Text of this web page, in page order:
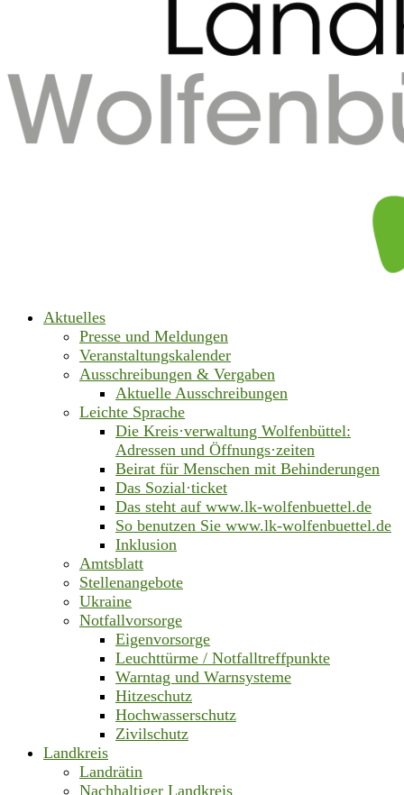
Aktuelles
Presse und Meldungen
Veranstaltungskalender
Ausschreibungen & Vergaben
Aktuelle Ausschreibungen
Leichte Sprache
Die Kreis·verwaltung Wolfenbüttel:
Adressen und Öffnungs·zeiten
Beirat für Menschen mit Behinderungen
Das Sozial·ticket
Das steht auf www.lk-wolfenbuettel.de
So benutzen Sie www.lk-wolfenbuettel.de
Inklusion
Amtsblatt
Stellenangebote
Ukraine
Notfallvorsorge
Eigenvorsorge
Leuchttürme / Notfalltreffpunkte
Warntag und Warnsysteme
Hitzeschutz
Hochwasserschutz
Zivilschutz
Landkreis
Landrätin
Nachhaltiger Landkreis